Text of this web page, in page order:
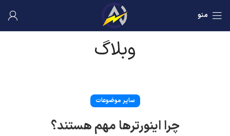
منو
وبلاگ
سایر موضوعات
چرا اینورترها مهم هستند؟